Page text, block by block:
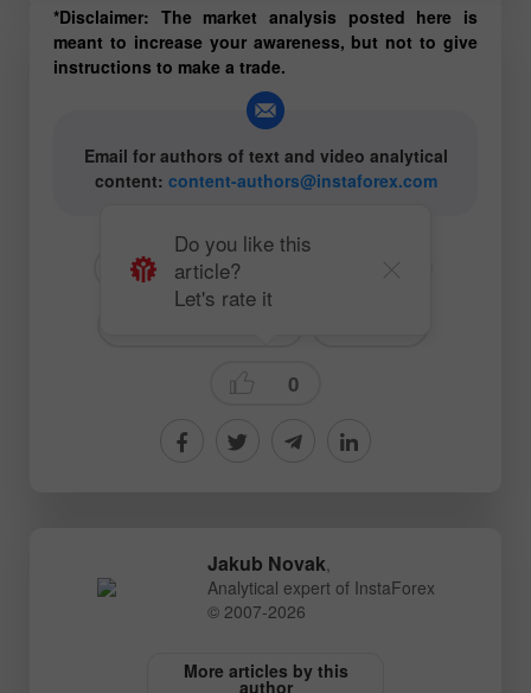
*Disclaimer: The market analysis posted here is
meant to increase your awareness, but not to give
instructions to make a trade.
Email for authors of text and video analytical
content: content-authors@instaforex.com
# USD # JPY # USDJPY
0
Do you like this
article?
Let's rate it
Jakub Novak,
Analytical expert of InstaForex
© 2007-2026
More articles by this
author